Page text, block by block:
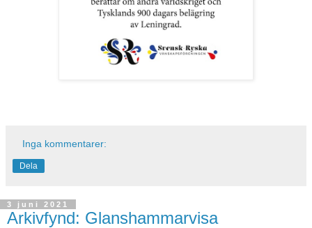
Inga kommentarer:
Dela
3 juni 2021
Arkivfynd: Glanshammarvisa